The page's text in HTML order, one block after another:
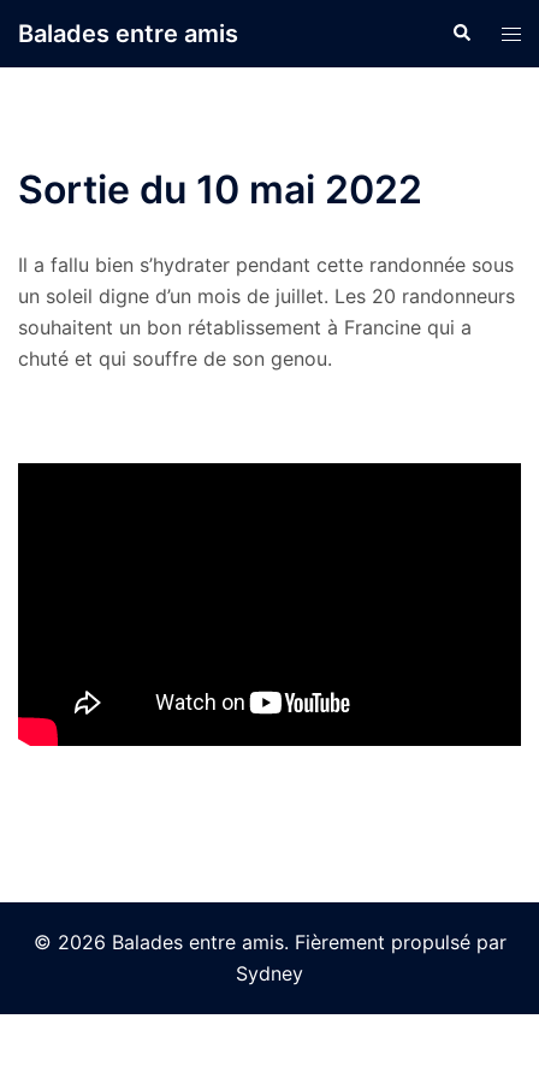
auBalades entre amis
le
Sortie du 10 mai 2022
Il a fallu bien s’hydrater pendant cette randonnée sous
un soleil digne d’un mois de juillet. Les 20 randonneurs
souhaitent un bon rétablissement à Francine qui a
chuté et qui souffre de son genou.
© 2026 Balades entre amis. Fièrement propulsé par
Sydney